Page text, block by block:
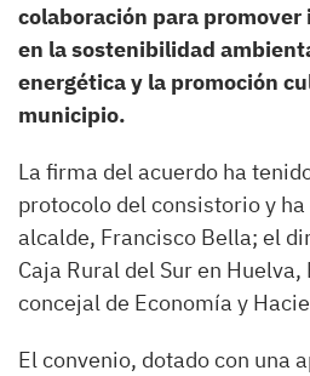
colaboración para
en la sostenibilidad
energética y la promoción
municipio.
La firma del acuerdo ha
protocolo del consistorio y ha
alcalde, Francisco Bella; el
Caja Rural del Sur en
concejal de Economía y
El convenio, dotado con una